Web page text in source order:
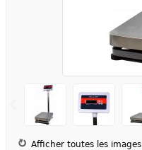
Afficher toutes les images